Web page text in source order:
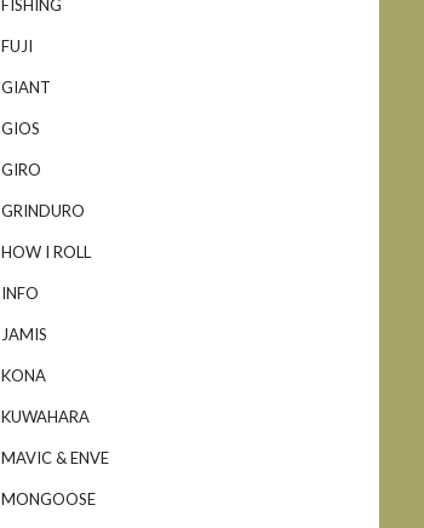
FISHING
FUJI
GIANT
GIOS
GIRO
GRINDURO
HOW I ROLL
INFO
JAMIS
KONA
KUWAHARA
MAVIC & ENVE
MONGOOSE